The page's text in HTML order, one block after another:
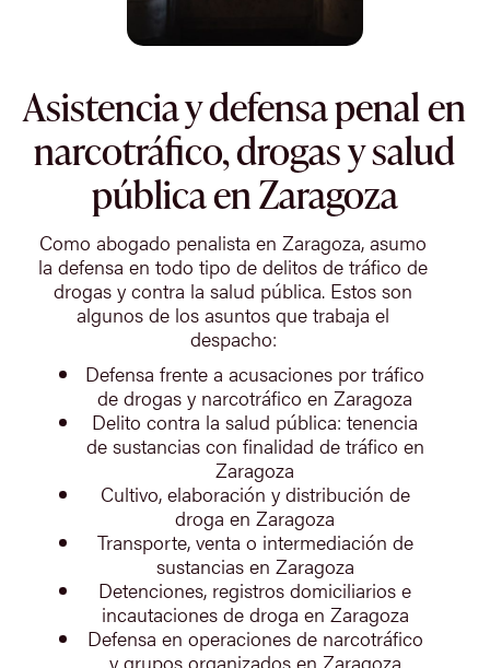
Asistencia y defensa penal en
narcotráfico, drogas y salud
pública en Zaragoza
Como abogado penalista en Zaragoza, asumo
la defensa en todo tipo de delitos de tráfico de
drogas y contra la salud pública. Estos son
algunos de los asuntos que trabaja el
despacho:
Defensa frente a acusaciones por tráfico
de drogas y narcotráfico en Zaragoza
Delito contra la salud pública: tenencia
de sustancias con finalidad de tráfico en
Zaragoza
Cultivo, elaboración y distribución de
droga en Zaragoza
Transporte, venta o intermediación de
sustancias en Zaragoza
Detenciones, registros domiciliarios e
incautaciones de droga en Zaragoza
Defensa en operaciones de narcotráfico
y grupos organizados en Zaragoza